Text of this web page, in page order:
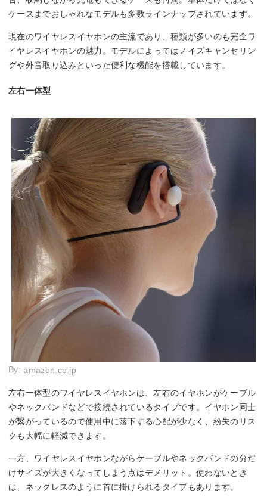
ケースまでおしゃれなモデルも多数ラインナップされています。
現在のワイヤレスイヤホンの主流であり、種類が多いのも完全ワ
イヤレスイヤホンの魅力。モデルによってはノイズキャンセリン
グや外音取り込みといった便利な機能を搭載しています。
左右一体型
By:amazon.co.jp
左右一体型のワイヤレスイヤホンは、左右のイヤホンがケーブル
やネックバンドなどで接続されているタイプです。イヤホン同士
が繋がっているので使用中に落下する心配が少なく、紛失のリス
クも大幅に軽減できます。
一方、ワイヤレスイヤホンながらケーブルやネックバンドの分だ
けサイズが大きくなってしまう点はデメリット。使わないとき
は、ネックレスのように首に掛けられるタイプもあります。